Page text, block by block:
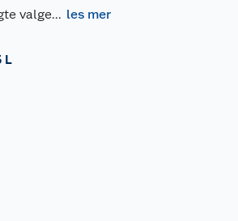
valge... les mer
L